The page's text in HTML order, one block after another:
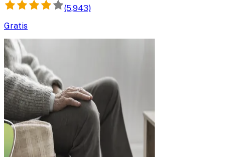
yang berkelanjutan.(5,943)
Gratis